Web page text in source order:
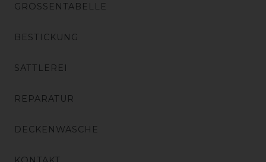
GRÖSSENTABELLE
BESTICKUNG
SATTLEREI
REPARATUR
DECKENWÄSCHE